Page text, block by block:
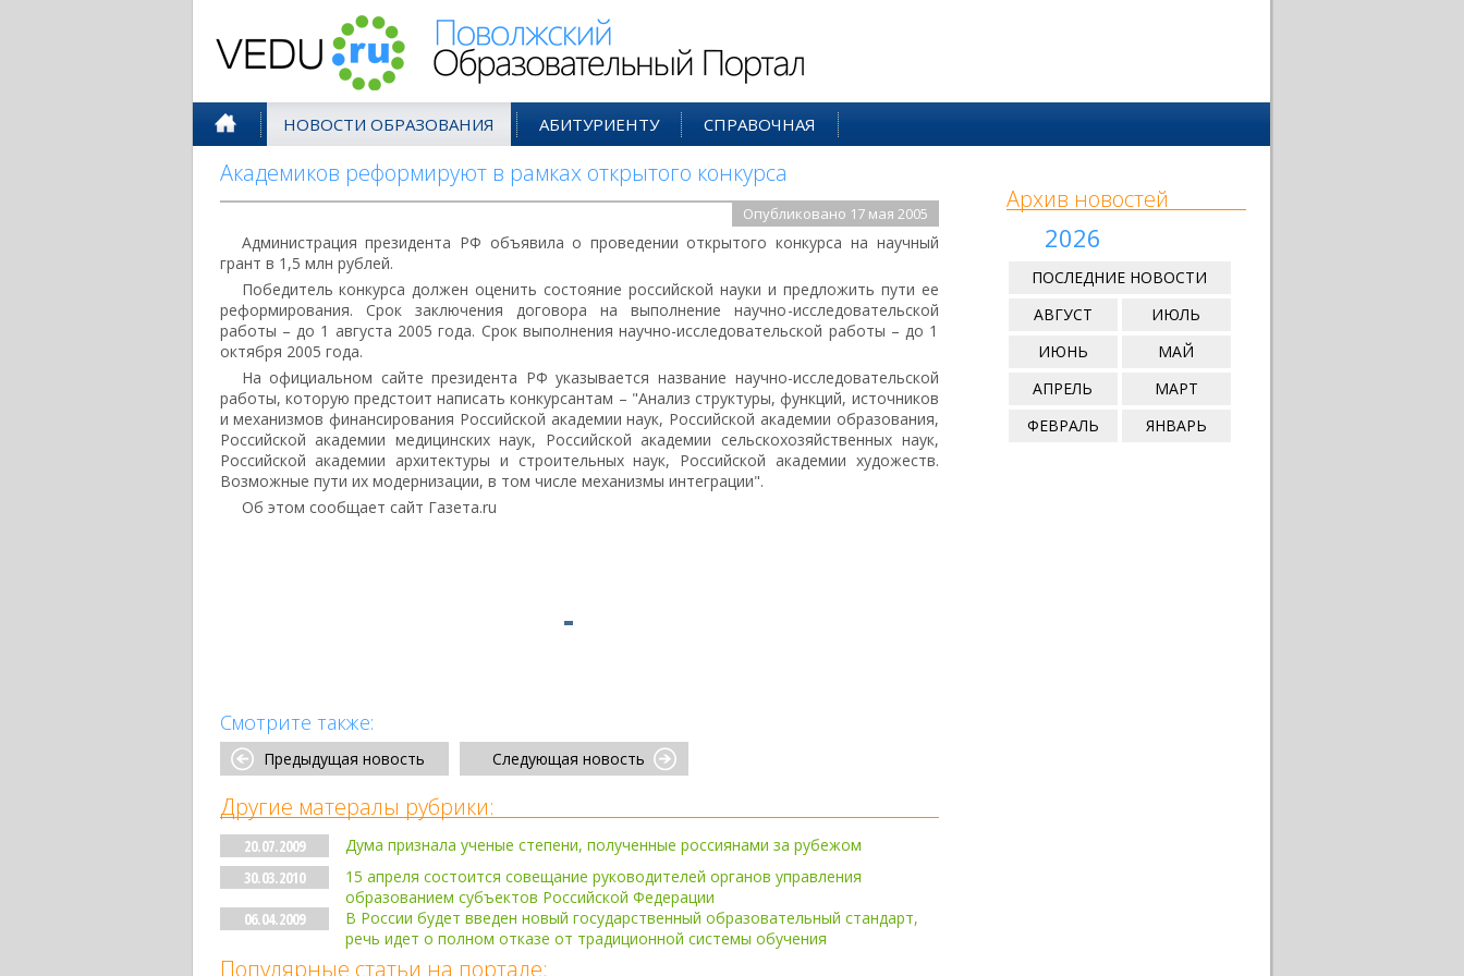
НОВОСТИ ОБРАЗОВАНИЯ АБИТУРИЕНТУ СПРАВОЧНАЯ
Академиков реформируют в рамках открытого конкурса
Опубликовано 17 мая 2005
Администрация президента РФ объявила о проведении открытого конкурса на научный
грант в 1,5 млн рублей.
Победитель конкурса должен оценить состояние российской науки и предложить пути ее
реформирования. Срок заключения договора на выполнение научно-исследовательской
работы – до 1 августа 2005 года. Срок выполнения научно-исследовательской работы – до 1
октября 2005 года.
На официальном сайте президента РФ указывается название научно-исследовательской
работы, которую предстоит написать конкурсантам – "Анализ структуры, функций, источников
и механизмов финансирования Российской академии наук, Российской академии образования,
Российской академии медицинских наук, Российской академии сельскохозяйственных наук,
Российской академии архитектуры и строительных наук, Российской академии художеств.
Возможные пути их модернизации, в том числе механизмы интеграции".
Об этом сообщает сайт Газета.ru
Смотрите также:
Предыдущая новость Следующая новость
Другие матералы рубрики:
20.07.2009
Дума признала ученые степени, полученные россиянами за рубежом
30.03.2010
15 апреля состоится совещание руководителей органов управления
образованием субъектов Российской Федерации
06.04.2009
В России будет введен новый государственный образовательный стандарт,
речь идет о полном отказе от традиционной системы обучения
Популярные статьи на портале:
Архив новостей
2026
ПОСЛЕДНИЕ НОВОСТИ
АВГУСТ
ИЮЛЬ
ИЮНЬ
МАЙ
АПРЕЛЬ
МАРТ
ФЕВРАЛЬ
ЯНВАРЬ